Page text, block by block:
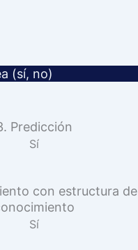
(sí, no)
Predicción
Sí
con estructura de
Sí